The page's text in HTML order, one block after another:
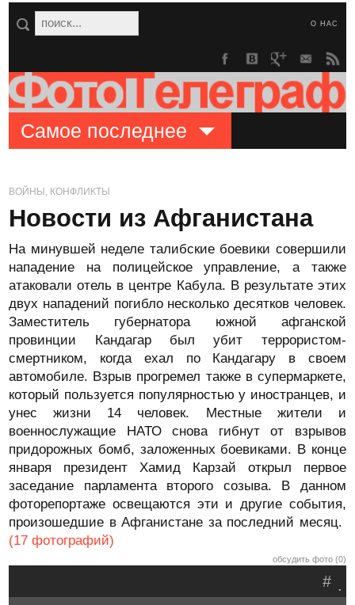
О НАС
Самое последнее
ВОЙНЫ, КОНФЛИКТЫ
Новости из Афганистана
На минувшей неделе талибские боевики совершили
нападение на полицейское управление, а также
атаковали отель в центре Кабула. В результате этих
двух нападений погибло несколько десятков человек.
Заместитель губернатора южной афганской
провинции Кандагар был убит террористом-
смертником, когда ехал по Кандагару в своем
автомобиле. Взрыв прогремел также в супермаркете,
который пользуется популярностью у иностранцев, и
унес жизни 14 человек. Местные жители и
военнослужащие НАТО снова гибнут от взрывов
придорожных бомб, заложенных боевиками. В конце
января президент Хамид Карзай открыл первое
заседание парламента второго созыва. В данном
фоторепортаже освещаются эти и другие события,
произошедшие в Афганистане за последний месяц.
(17 фотографий)
обсудить фото (0)
.
#